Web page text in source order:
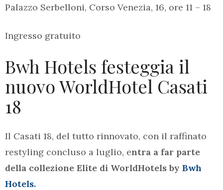
Palazzo Serbelloni, Corso Venezia, 16, ore 11 – 18
Ingresso gratuito
Bwh Hotels festeggia il
nuovo WorldHotel Casati
18
Il Casati 18, del tutto rinnovato, con il raffinato
restyling concluso a luglio, entra a far parte
della collezione Elite di WorldHotels by Bwh
Hotels.